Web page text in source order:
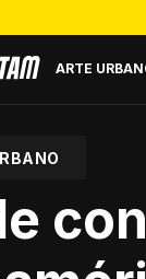
ARTE